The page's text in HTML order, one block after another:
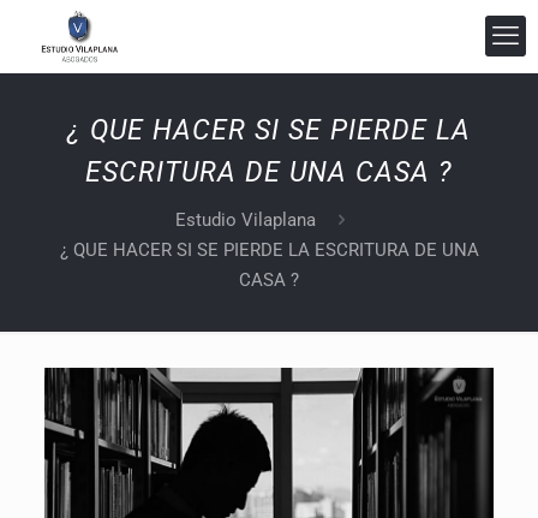
¿ QUE HACER SI SE PIERDE LA
ESCRITURA DE UNA CASA ?
Estudio Vilaplana
¿ QUE HACER SI SE PIERDE LA ESCRITURA DE UNA
CASA ?
Estudio Vilaplana Abogados
En línea